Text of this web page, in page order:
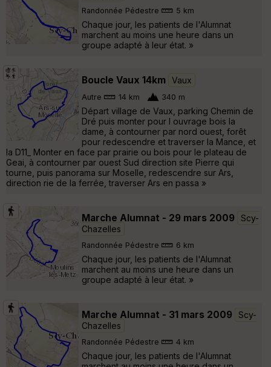
Randonnée Pédestre 5 km
Chaque jour, les patients de l'Alumnat
marchent au moins une heure dans un
groupe adapté à leur état. »
Boucle Vaux 14km Vaux
Autre 14 km 340 m
Départ village de Vaux, parking Chemin de
Dré puis monter pour l ouvrage bois la
dame, à contourner par nord ouest, forêt
pour redescendre et traverser la Mance, et
la D11_ Monter en face par prairie ou bois pour le plateau de
Geai, à contourner par ouest Sud direction site Pierre qui
tourne, puis panorama sur Moselle, redescendre sur Ars,
direction rie de la ferrée, traverser Ars en passa »
Marche Alumnat - 29 mars 2009
Scy-
Chazelles
Randonnée Pédestre 6 km
Chaque jour, les patients de l'Alumnat
marchent au moins une heure dans un
groupe adapté à leur état. »
Marche Alumnat - 31 mars 2009
Scy-
Chazelles
Randonnée Pédestre 4 km
Chaque jour, les patients de l'Alumnat